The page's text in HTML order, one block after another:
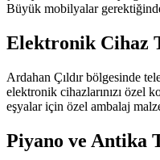
Büyük mobilyalar
Elektronik Cihaz
Ardahan Çıldır bölgesinde
elektronik cihazlarınızı özel
eşyalar için özel ambalaj
Piyano ve Antika